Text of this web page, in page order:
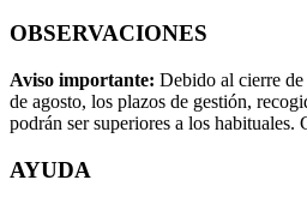
OBSERVACIONES
Aviso importante: Debido al cierre
de agosto, los plazos de gestión,
podrán ser superiores a los habituales.
AYUDA